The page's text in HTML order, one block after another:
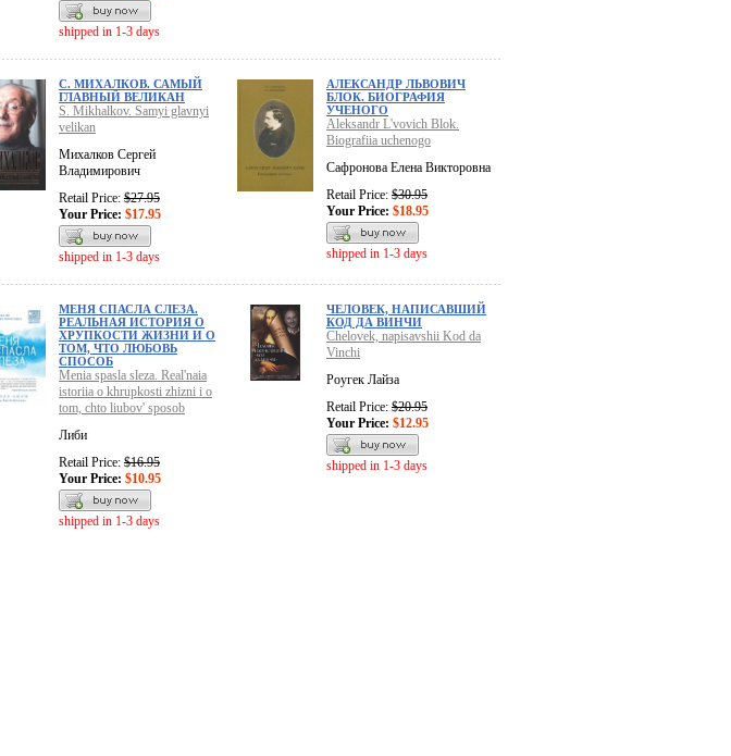
shipped in 1-3 days
С. МИХАЛКОВ. САМЫЙ
ГЛАВНЫЙ ВЕЛИКАН
S. Mikhalkov. Samyi glavnyi
velikan
Михалков Сергей
Владимирович
Retail Price: $27.95
Your Price: $17.95
shipped in 1-3 days
АЛЕКСАНДР ЛЬВОВИЧ
БЛОК. БИОГРАФИЯ
УЧЕНОГО
Aleksandr L'vovich Blok.
Biografiia uchenogo
Сафронова Елена Викторовна
Retail Price: $30.95
Your Price: $18.95
shipped in 1-3 days
МЕНЯ СПАСЛА СЛЕЗА.
РЕАЛЬНАЯ ИСТОРИЯ О
ХРУПКОСТИ ЖИЗНИ И О
ТОМ, ЧТО ЛЮБОВЬ
СПОСОБ
Menia spasla sleza. Real'naia
istoriia o khrupkosti zhizni i o
tom, chto liubov' sposob
Либи
Retail Price: $16.95
Your Price: $10.95
shipped in 1-3 days
ЧЕЛОВЕК, НАПИСАВШИЙ
КОД ДА ВИНЧИ
Chelovek, napisavshii Kod da
Vinchi
Роугек Лайза
Retail Price: $20.95
Your Price: $12.95
shipped in 1-3 days